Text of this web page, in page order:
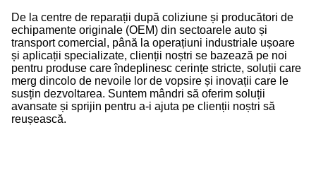
De la centre de reparații după coliziune și producători de
echipamente originale (OEM) din sectoarele auto și
transport comercial, până la operațiuni industriale ușoare
și aplicații specializate, clienții noștri se bazează pe noi
pentru produse care îndeplinesc cerințe stricte, soluții care
merg dincolo de nevoile lor de vopsire și inovații care le
susțin dezvoltarea. Suntem mândri să oferim soluții
avansate și sprijin pentru a-i ajuta pe clienții noștri să
reușească.